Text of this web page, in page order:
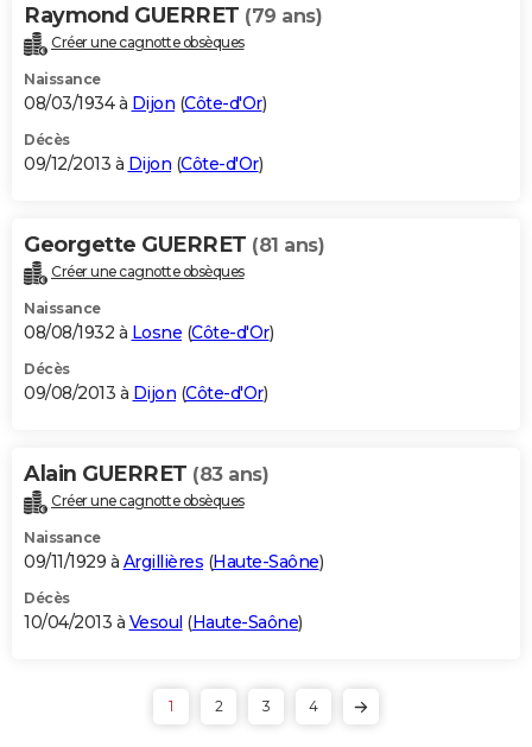
Raymond GUERRET (79 ans)
Créer une cagnotte obsèques
Naissance
08/03/1934 à Dijon (Côte-d'Or)
Décès
09/12/2013 à Dijon (Côte-d'Or)
Georgette GUERRET (81 ans)
Créer une cagnotte obsèques
Naissance
08/08/1932 à Losne (Côte-d'Or)
Décès
09/08/2013 à Dijon (Côte-d'Or)
Alain GUERRET (83 ans)
Créer une cagnotte obsèques
Naissance
09/11/1929 à Argillières (Haute-Saône)
Décès
10/04/2013 à Vesoul (Haute-Saône)
1 2 3 4